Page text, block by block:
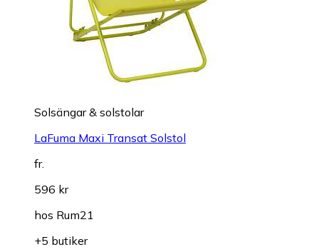
Solsängar & solstolar
LaFuma Maxi Transat Solstol
fr.
596 kr
hos Rum21
+5 butiker